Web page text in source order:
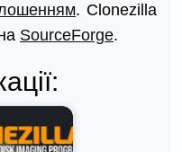
. Clonezilla
SourceForge.